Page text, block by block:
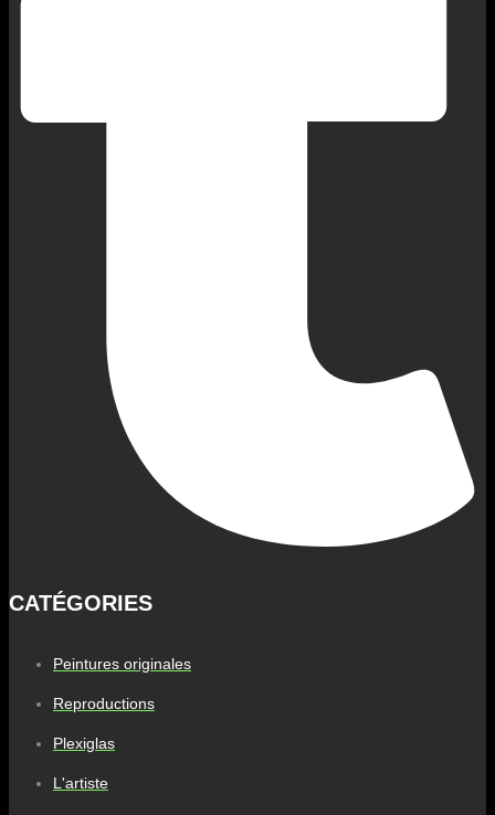
CATÉGORIES
Peintures originales
Reproductions
Plexiglas
L'artiste